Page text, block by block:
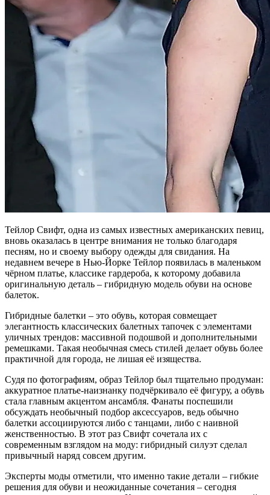
Тейлор Свифт, одна из самых известных американских певиц,
вновь оказалась в центре внимания не только благодаря
песням, но и своему выбору одежды для свидания. На
недавнем вечере в Нью-Йорке Тейлор появилась в маленьком
чёрном платье, классике гардероба, к которому добавила
оригинальную деталь – гибридную модель обуви на основе
балеток.
Гибридные балетки – это обувь, которая совмещает
элегантность классических балетных тапочек с элементами
уличных трендов: массивной подошвой и дополнительными
ремешками. Такая необычная смесь стилей делает обувь более
практичной для города, не лишая её изящества.
Судя по фотографиям, образ Тейлор был тщательно продуман:
аккуратное платье-наизнанку подчёркивало её фигуру, а обувь
стала главным акцентом ансамбля. Фанаты поспешили
обсуждать необычный подбор аксессуаров, ведь обычно
балетки ассоциируются либо с танцами, либо с наивной
женственностью. В этот раз Свифт сочетала их с
современным взглядом на моду: гибридный силуэт сделал
привычный наряд совсем другим.
Эксперты моды отметили, что именно такие детали – гибкие
решения для обуви и неожиданные сочетания – сегодня